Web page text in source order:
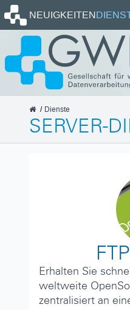
NEUIGKEITEN
GWDG
Dienste
SERVER-
Erhalten Sie
weltweite
zentralisiert an